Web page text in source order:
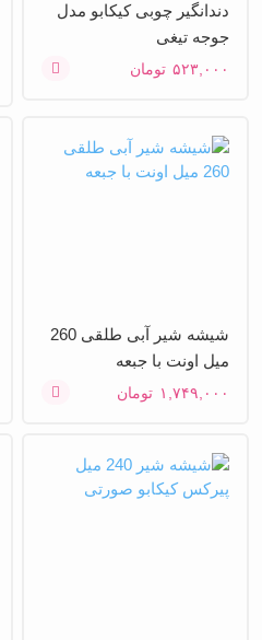
دندانگیر چوبی کیکابو مدل
جوجه تیغی
۵۲۳,۰۰۰ تومان
شیشه شیر آبی طلقی 260
میل اونت با جبعه
۱,۷۴۹,۰۰۰ تومان